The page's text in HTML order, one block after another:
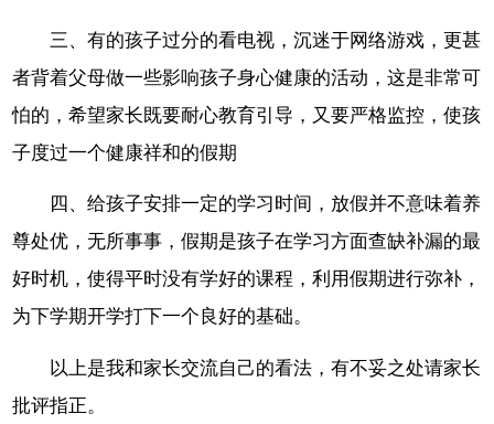
三、有的孩子过分的看电视，沉迷于网络游戏，更甚
者背着父母做一些影响孩子身心健康的活动，这是非常可
怕的，希望家长既要耐心教育引导，又要严格监控，使孩
子度过一个健康祥和的假期
四、给孩子安排一定的学习时间，放假并不意味着养
尊处优，无所事事，假期是孩子在学习方面查缺补漏的最
好时机，使得平时没有学好的课程，利用假期进行弥补，
为下学期开学打下一个良好的基础。
以上是我和家长交流自己的看法，有不妥之处请家长
批评指正。